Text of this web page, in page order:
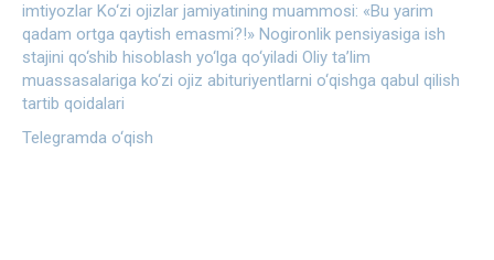
imtiyozlar Ko‘zi ojizlar jamiyatining muammosi: «Bu yarim
qadam ortga qaytish emasmi?!» Nogironlik pensiyasiga ish
stajini qo‘shib hisoblash yo‘lga qo‘yiladi Oliy ta’lim
muassasalariga ko‘zi ojiz abituriyentlarni o‘qishga qabul qilish
tartib qoidalari
Telegramda o‘qish